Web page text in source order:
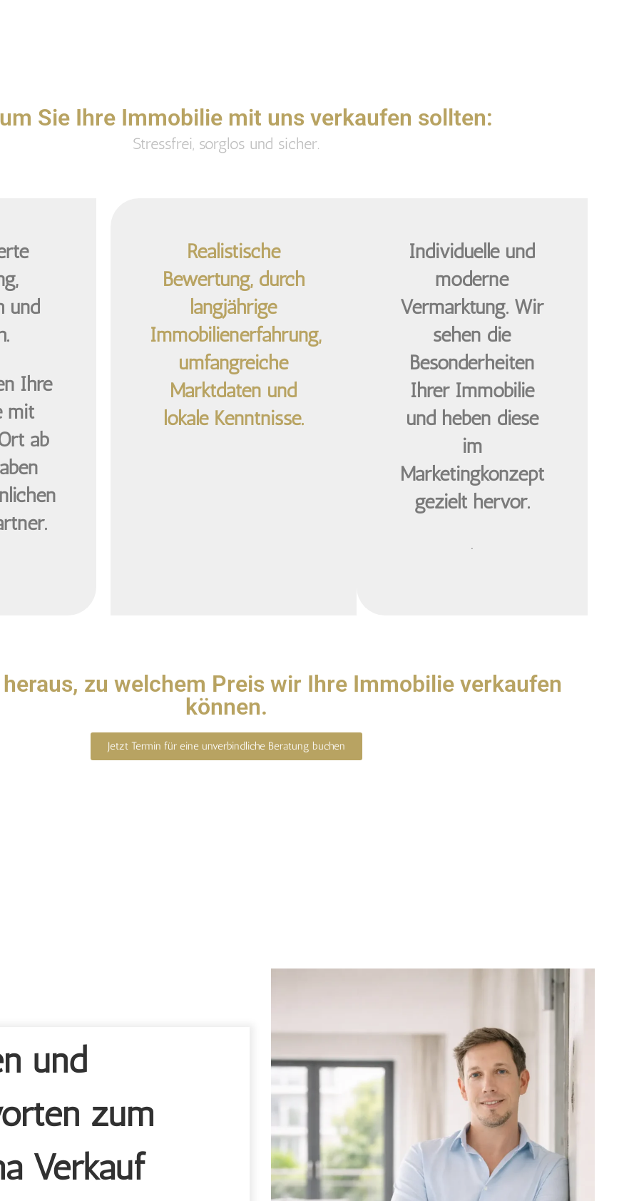
Sie Ihre Immobilie mit uns verkaufen sollten:
Stressfrei, sorglos und sicher.
und
Ihre
mit
ab
Realistische
Bewertung, durch
langjährige
Immobilienerfahrung,
umfangreiche
Marktdaten und
lokale Kenntnisse.
Individuelle und
moderne
Vermarktung. Wir
sehen die
Besonderheiten
Ihrer Immobilie
und heben diese
im
Marketingkonzept
gezielt hervor.
.
zu welchem Preis wir Ihre Immobilie verkaufen
können.
Jetzt Termin für eine unverbindliche Beratung buchen
und
zum
Verkauf